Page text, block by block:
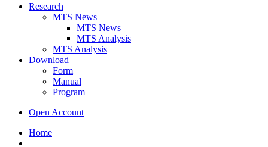
Research
MTS News
MTS News
MTS Analysis
MTS Analysis
Download
Form
Manual
Program
Open Account
Home